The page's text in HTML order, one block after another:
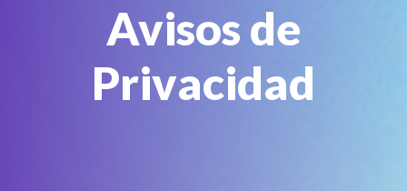
Avisos de
Privacidad